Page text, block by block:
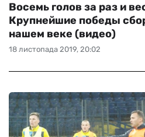
18 листопада 2019, 20:02
Восемь голов за раз и
Крупнейшие победы
нашем веке (видео)